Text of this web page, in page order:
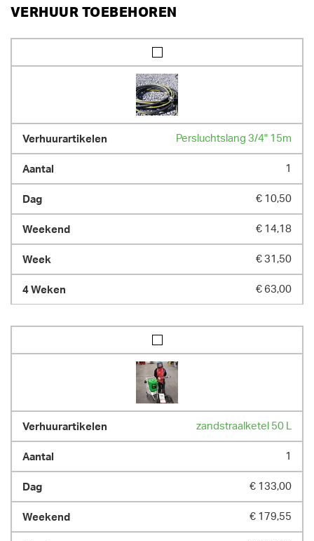
VERHUUR TOEBEHOREN
Persluchtslang 3/4" 15m
1
€ 10,50
€ 14,18
€ 31,50
€ 63,00
zandstraalketel 50 L
1
€ 133,00
€ 179,55